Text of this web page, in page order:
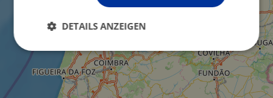
DETAILS ANZEIGEN
Unbedingt
erforderlich
Performance